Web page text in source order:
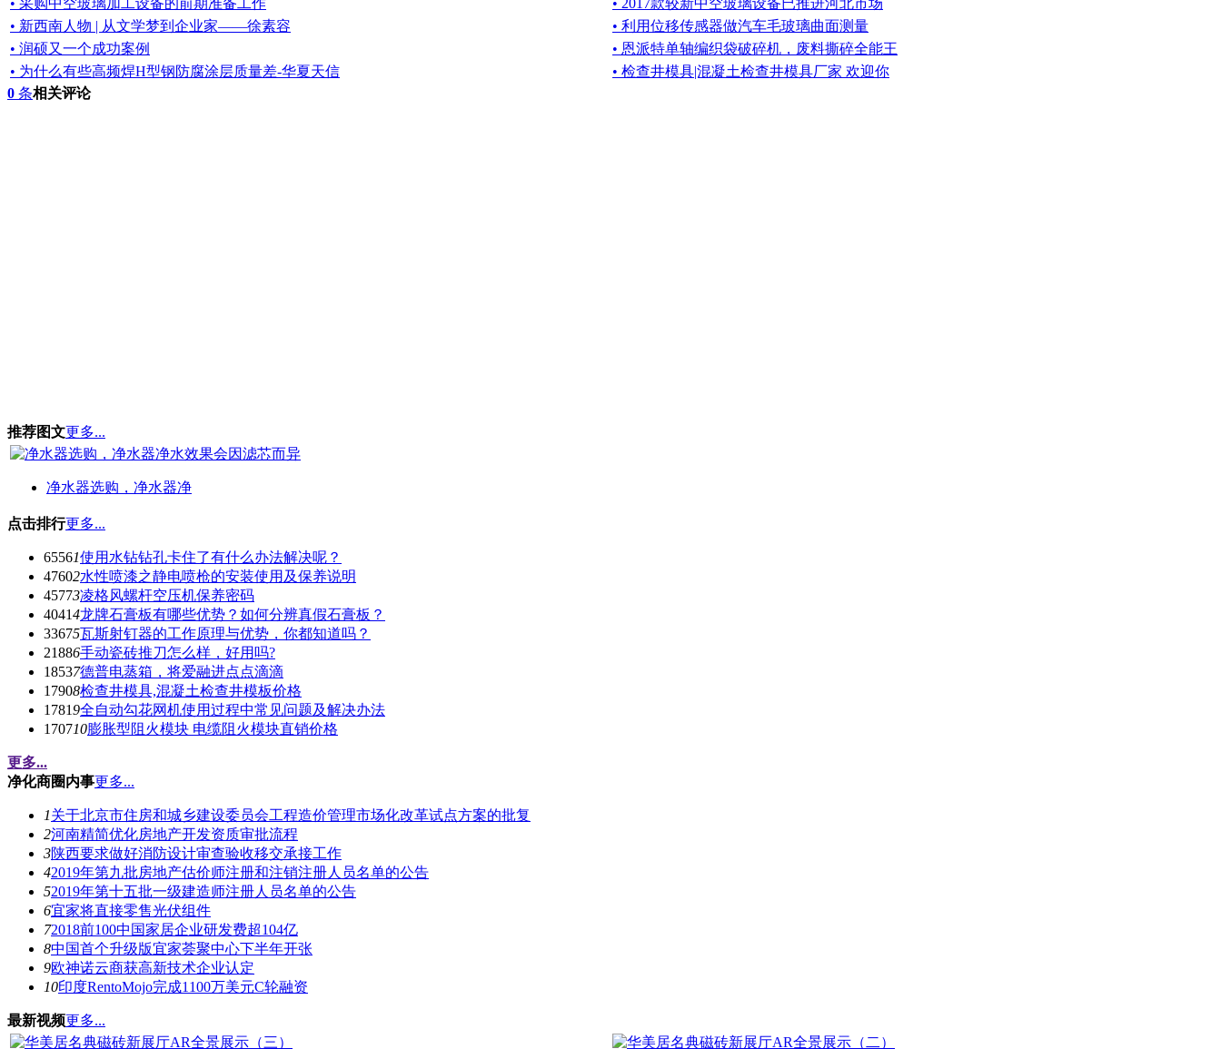
• 采购中空玻璃加工设备的前期准备工作
• 2017款较新中空玻璃设备已推进河北市场
• 新西南人物 | 从文学梦到企业家——徐素容
• 利用位移传感器做汽车毛玻璃曲面测量
• 润硕又一个成功案例
• 恩派特单轴编织袋破碎机，废料撕碎全能王
• 为什么有些高频焊H型钢防腐涂层质量差-华夏天信
• 检查井模具|混凝土检查井模具厂家 欢迎你
0 条相关评论
推荐图文更多...
净水器选购，净水器净
点击排行更多...
65561使用水钻钻孔卡住了有什么办法解决呢？
47602水性喷漆之静电喷枪的安装使用及保养说明
45773凌格风螺杆空压机保养密码
40414龙牌石膏板有哪些优势？如何分辨真假石膏板？
33675瓦斯射钉器的工作原理与优势，你都知道吗？
21886手动瓷砖推刀怎么样，好用吗?
18537德普电蒸箱，将爱融进点点滴滴
17908检查井模具,混凝土检查井模板价格
17819全自动勾花网机使用过程中常见问题及解决办法
170710膨胀型阻火模块 电缆阻火模块直销价格
更多...
净化商圈内事更多...
1关于北京市住房和城乡建设委员会工程造价管理市场化改革试点方案的批复
2河南精简优化房地产开发资质审批流程
3陕西要求做好消防设计审查验收移交承接工作
42019年第九批房地产估价师注册和注销注册人员名单的公告
52019年第十五批一级建造师注册人员名单的公告
6宜家将直接零售光伏组件
72018前100中国家居企业研发费超104亿
8中国首个升级版宜家荟聚中心下半年开张
9欧神诺云商获高新技术企业认定
10印度RentoMojo完成1100万美元C轮融资
最新视频更多...